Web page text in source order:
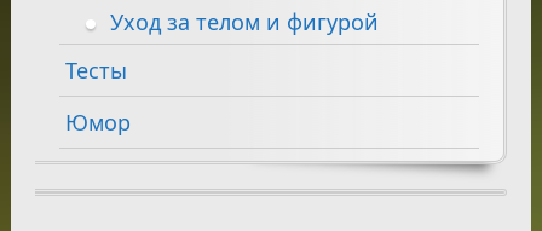
Уход за телом и фигурой
Тесты
Юмор